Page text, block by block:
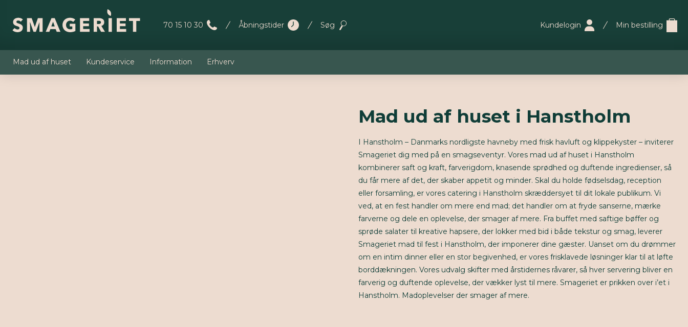
70 15 10 30 Åbningstider Søg Kundelogin Min bestilling
Mad ud af huset Kundeservice Information Erhverv
Mad ud af huset i Hanstholm
I Hanstholm – Danmarks nordligste havneby med frisk havluft og klippekyster – inviterer
Smageriet dig med på en smagseventyr. Vores mad ud af huset i Hanstholm
kombinerer saft og kraft, farverigdom, knasende sprødhed og duftende ingredienser, så
du får mere af det, der skaber appetit og minder. Skal du holde fødselsdag, reception
eller forsamling, er vores catering i Hanstholm skræddersyet til dit lokale publikum. Vi
ved, at en fest handler om mere end mad; det handler om at fryde sanserne, mærke
farverne og dele en oplevelse, der smager af mere. Fra buffet med saftige bøffer og
sprøde salater til kreative hapsere, der lokker med bid i både tekstur og smag, leverer
Smageriet mad til fest i Hanstholm, der imponerer dine gæster. Uanset om du drømmer
om en intim dinner eller en stor begivenhed, er vores frisklavede løsninger klar til at løfte
borddækningen. Vores udvalg skifter med årstidernes råvarer, så hver servering bliver en
farverig og duftende oplevelse, der vækker lyst til mere. Smageriet er prikken over i’et i
Hanstholm. Madoplevelser der smager af mere.